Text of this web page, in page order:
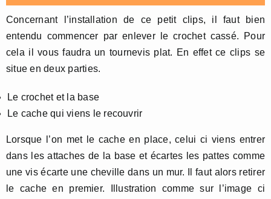
Concernant l’installation de ce petit clips, il faut bien
entendu commencer par enlever le crochet cassé. Pour
cela il vous faudra un tournevis plat. En effet ce clips se
situe en deux parties.
Le crochet et la base
Le cache qui viens le recouvrir
Lorsque l’on met le cache en place, celui ci viens entrer
dans les attaches de la base et écartes les pattes comme
une vis écarte une cheville dans un mur. Il faut alors retirer
le cache en premier. Illustration comme sur l’image ci